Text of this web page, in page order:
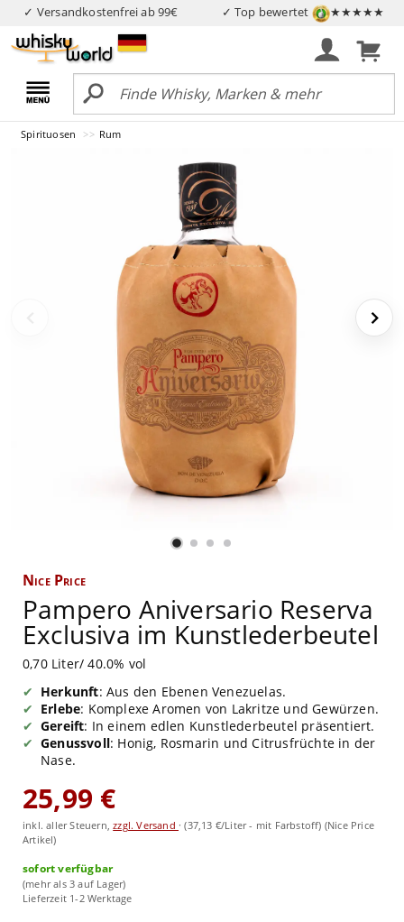
✓ Versandkostenfrei ab 99€ ✓ Top bewertet ★★★★★
Spirituosen Rum
Nice Price
Pampero Aniversario Reserva
Exclusiva im Kunstlederbeutel
0,70 Liter/ 40.0% vol
Herkunft: Aus den Ebenen Venezuelas.
Erlebe: Komplexe Aromen von Lakritze und Gewürzen.
Gereift: In einem edlen Kunstlederbeutel präsentiert.
Genussvoll: Honig, Rosmarin und Citrusfrüchte in der
Nase.
25,99 €
inkl. aller Steuern,zzgl. Versand ·(37,13 €/Liter - mit Farbstoff) (Nice Price
Artikel)
sofort verfügbar
(mehr als 3 auf Lager)
Lieferzeit 1-2 Werktage